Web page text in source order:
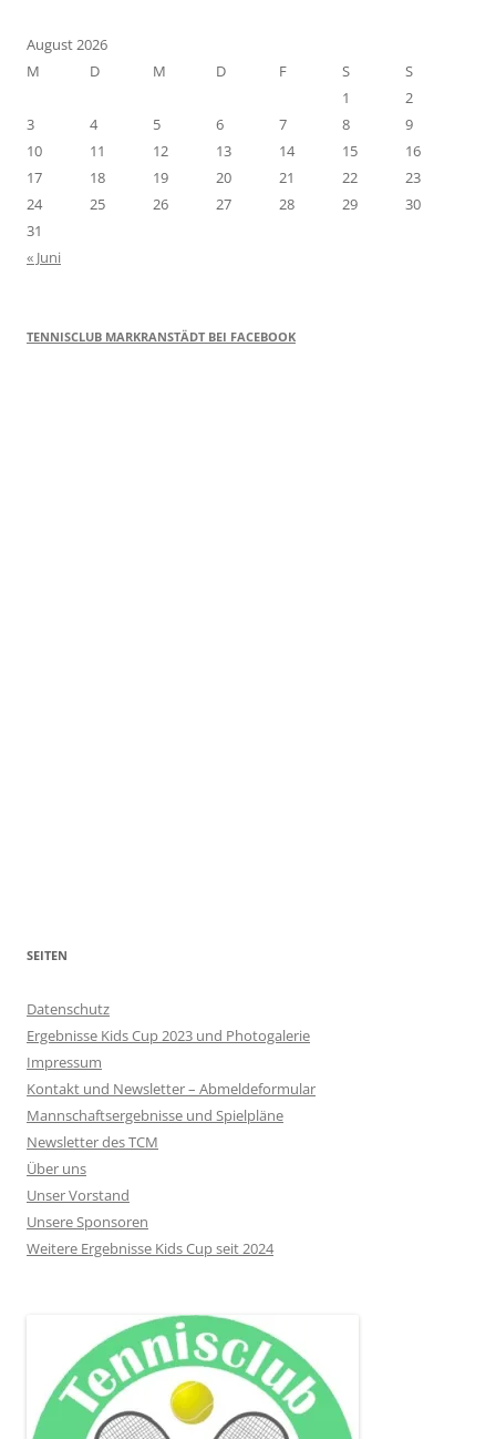
August 2026
M
D M D F S
S
1
2
3
4 5 6 7 8
9
10
11 12 13 14 15
16
17
18 19 20 21 22
23
24
25 26 27 28 29
30
31
« Juni
TENNISCLUB MARKRANSTÄDT BEI FACEBOOK
SEITEN
Datenschutz
Ergebnisse Kids Cup 2023 und Photogalerie
Impressum
Kontakt und Newsletter – Abmeldeformular
Mannschaftsergebnisse und Spielpläne
Newsletter des TCM
Über uns
Unser Vorstand
Unsere Sponsoren
Weitere Ergebnisse Kids Cup seit 2024